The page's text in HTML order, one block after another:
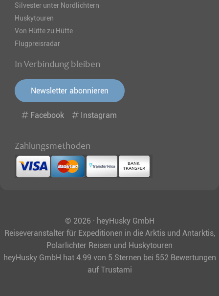
Silvester unter Nordlichtern
Huskytouren
Von Hütte zu Hütte
Flugpreisradar
In Verbindung bleiben
Newsletter abonnieren
Facebook Instagram
Zahlungsmethoden
© 2026 · heyHusky GmbH
Reiseveranstalter für Expeditionen in die Arktis und Antarktis,
Polarlichter Reisen und Huskytouren
heyHusky GmbH hat 4.99 von 5 Sternen bei 552 Bewertungen
auf Trustami